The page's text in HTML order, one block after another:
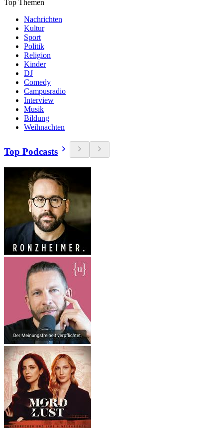
Top Themen
Nachrichten
Kultur
Sport
Politik
Religion
Kinder
DJ
Comedy
Campusradio
Interview
Musik
Bildung
Weihnachten
Top Podcasts